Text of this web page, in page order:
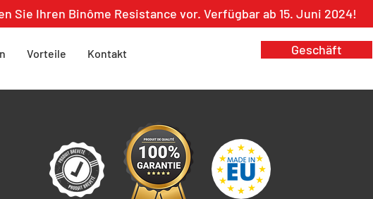
Vorteile Kontakt Geschäft
Sie Ihren Binôme Resistance vor. Verfügbar ab 15. Juni 2024!